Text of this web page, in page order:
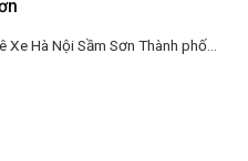
Xe Hà Nội Sầm Sơn Thành phố...